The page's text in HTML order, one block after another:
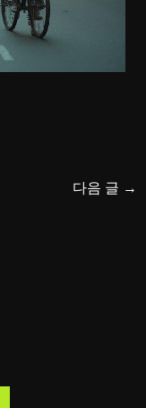
다음 글 →